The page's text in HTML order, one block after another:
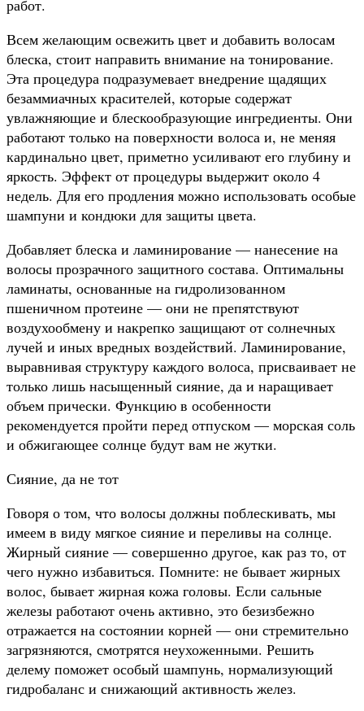
работ.
Всем желающим освежить цвет и добавить волосам
блеска, стоит направить внимание на тонирование.
Эта процедура подразумевает внедрение щадящих
безаммиачных красителей, которые содержат
увлажняющие и блескообразующие ингредиенты. Они
работают только на поверхности волоса и, не меняя
кардинально цвет, приметно усиливают его глубину и
яркость. Эффект от процедуры выдержит около 4
недель. Для его продления можно использовать особые
шампуни и кондюки для защиты цвета.
Добавляет блеска и ламинирование — нанесение на
волосы прозрачного защитного состава. Оптимальны
ламинаты, основанные на гидролизованном
пшеничном протеине — они не препятствуют
воздухообмену и накрепко защищают от солнечных
лучей и иных вредных воздействий. Ламинирование,
выравнивая структуру каждого волоса, присваивает не
только лишь насыщенный сияние, да и наращивает
объем прически. Функцию в особенности
рекомендуется пройти перед отпуском — морская соль
и обжигающее солнце будут вам не жутки.
Сияние, да не тот
Говоря о том, что волосы должны поблескивать, мы
имеем в виду мягкое сияние и переливы на солнце.
Жирный сияние — совершенно другое, как раз то, от
чего нужно избавиться. Помните: не бывает жирных
волос, бывает жирная кожа головы. Если сальные
железы работают очень активно, это безизбежно
отражается на состоянии корней — они стремительно
загрязняются, смотрятся неухоженными. Решить
делему поможет особый шампунь, нормализующий
гидробаланс и снижающий активность желез.